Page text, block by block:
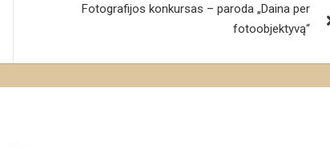
Fotografijos konkursas – paroda „Daina per
fotoobjektyvą“